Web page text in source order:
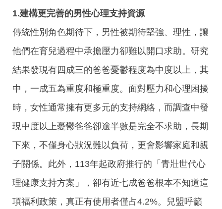
1.建構更完善的男性心理支持資源
傳統性別角色期待下，男性被期待堅強、理性，讓
他們在育兒過程中承擔壓力卻難以開口求助。研究
結果發現有四成三的爸爸憂鬱程度為中度以上，其
中，一成五為重度和極重度。面對壓力和心理困擾
時，女性通常擁有更多元的支持網絡，而調查中發
現中度以上憂鬱爸爸卻逾半數是完全不求助，長期
下來，不僅身心狀況難以負荷，更會影響家庭和親
子關係。此外，113年起政府推行的「青壯世代心
理健康支持方案」，卻有近七成爸爸根本不知道這
項福利政策，真正有使用者僅占4.2%。兒盟呼籲